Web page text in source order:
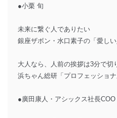
●小栗 旬
未来に繋ぐ人でありたい
銀座ザボン・水口素子の「愛しい
大人なら、人前の挨拶は3分で切
浜ちゃん総研「プロフェッショ
●廣田康人・アシックス社長COO